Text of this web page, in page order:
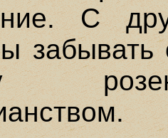
С
забывать